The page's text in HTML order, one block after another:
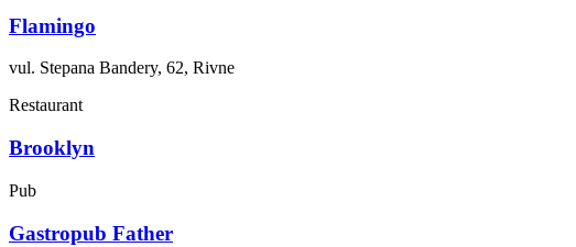
Flamingo
vul. Stepana Bandery, 62, Rivne
Restaurant
Brooklyn
Pub
Gastropub Father